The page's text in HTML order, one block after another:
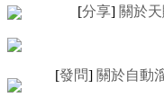
[分享] 關於
[發問] 關於自動